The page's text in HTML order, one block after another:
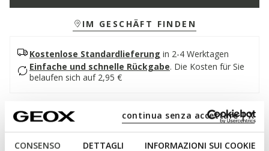
CONSENSO DETTAGLI INFORMAZIONI SUI COOKIE
continua senza accettare | X
IM GESCHÄFT FINDEN
Kostenlose Standardlieferung in 2-4 Werktagen
Einfache und schnelle Rückgabe. Die Kosten für Sie
belaufen sich auf 2,95 €
Beschreibung
Damen-Mokassin im College-Stil, ideal für trendige und